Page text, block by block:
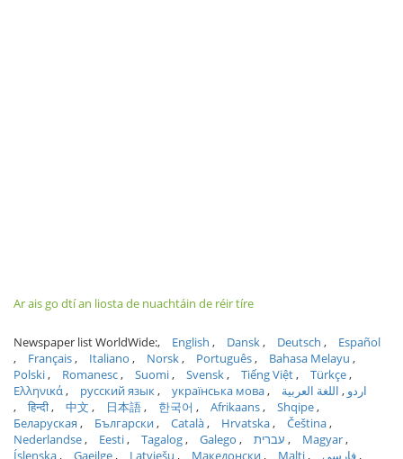
Ar ais go dtí an liosta de nuachtáin de réir tíre
Newspaper list WorldWide: English Dansk Deutsch
Español
Français
Italiano Norsk Português
Bahasa Melayu
Polski
Romanesc Suomi Svensk Tiếng Việt
Türkçe
Ελληνικά
русский язык українська мова اردو
اللغة العربية
हिन्दी
中文 日本語 한국어 Afrikaans
Shqipe
Беларуская
Български Català Hrvatska
Čeština
Nederlandse
Eesti Tagalog Galego עברית
Magyar
Íslenska
Gaeilge Latviešu Македонски Malti فارسی